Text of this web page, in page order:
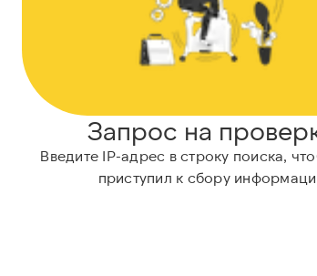
Запрос на
Введите IP-адрес в строку поиска,
приступил к сбору